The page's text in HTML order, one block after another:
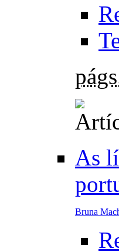
As
Bruna